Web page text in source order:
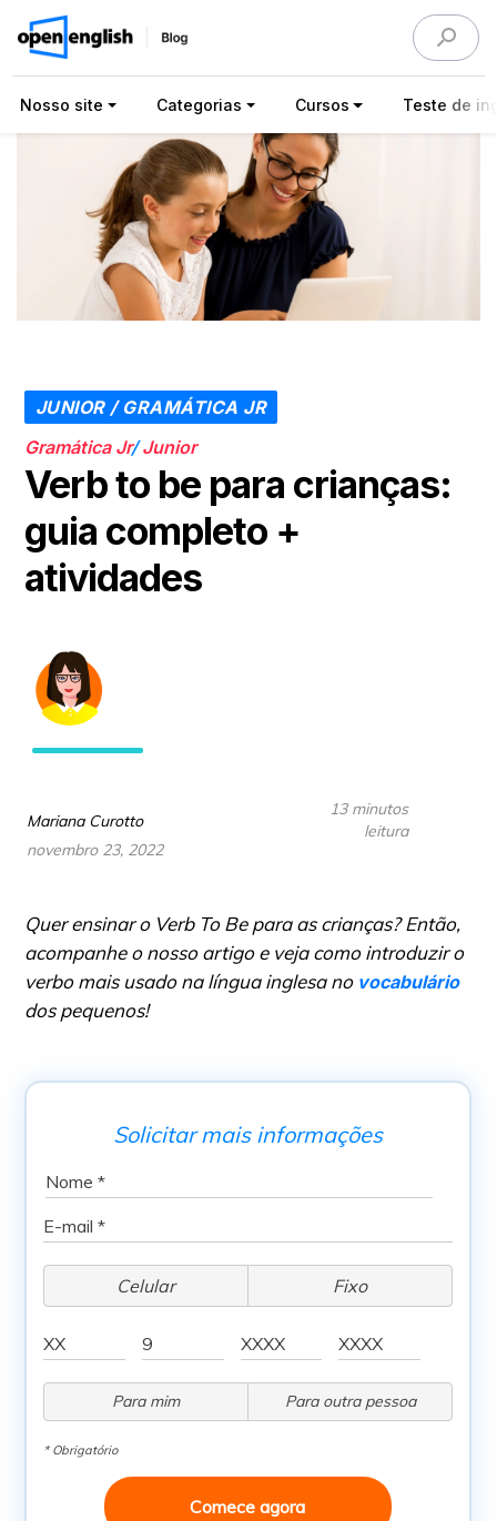
Nosso site Categorias Cursos Teste de
JUNIOR / GRAMÁTICA JR
Gramática Jr/Junior
Verb to be para crianças:
guia completo +
atividades
Mariana Curotto
novembro 23, 2022
13 minutos
leitura
Quer ensinar o Verb To Be para as crianças? Então,
acompanhe o nosso artigo e veja como introduzir o
verbo mais usado na língua inglesa no vocabulário
dos pequenos!
Solicitar mais informações
Celular Fixo
Para mim Para outra pessoa
* Obrigatório
Comece agora